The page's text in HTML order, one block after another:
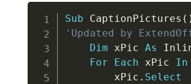
Sub CaptionPictures (
'Updated by
Dim xPic As
For
Each xPic In
        xPic
. Select